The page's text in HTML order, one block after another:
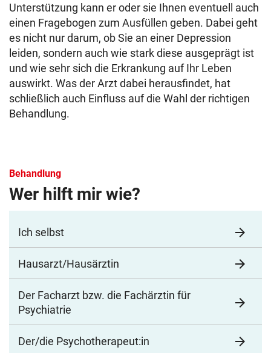
Unterstützung kann er oder sie Ihnen eventuell auch
einen Fragebogen zum Ausfüllen geben. Dabei geht
es nicht nur darum, ob Sie an einer Depression
leiden, sondern auch wie stark diese ausgeprägt ist
und wie sehr sich die Erkrankung auf Ihr Leben
auswirkt. Was der Arzt dabei herausfindet, hat
schließlich auch Einfluss auf die Wahl der richtigen
Behandlung.
Behandlung
Wer hilft mir wie?
arrow_forward
Ich selbst
arrow_forward
Hausarzt/Hausärztin
arrow_forward
Der Facharzt bzw. die Fachärztin für
Psychiatrie
arrow_forward
Der/die Psychotherapeut:in